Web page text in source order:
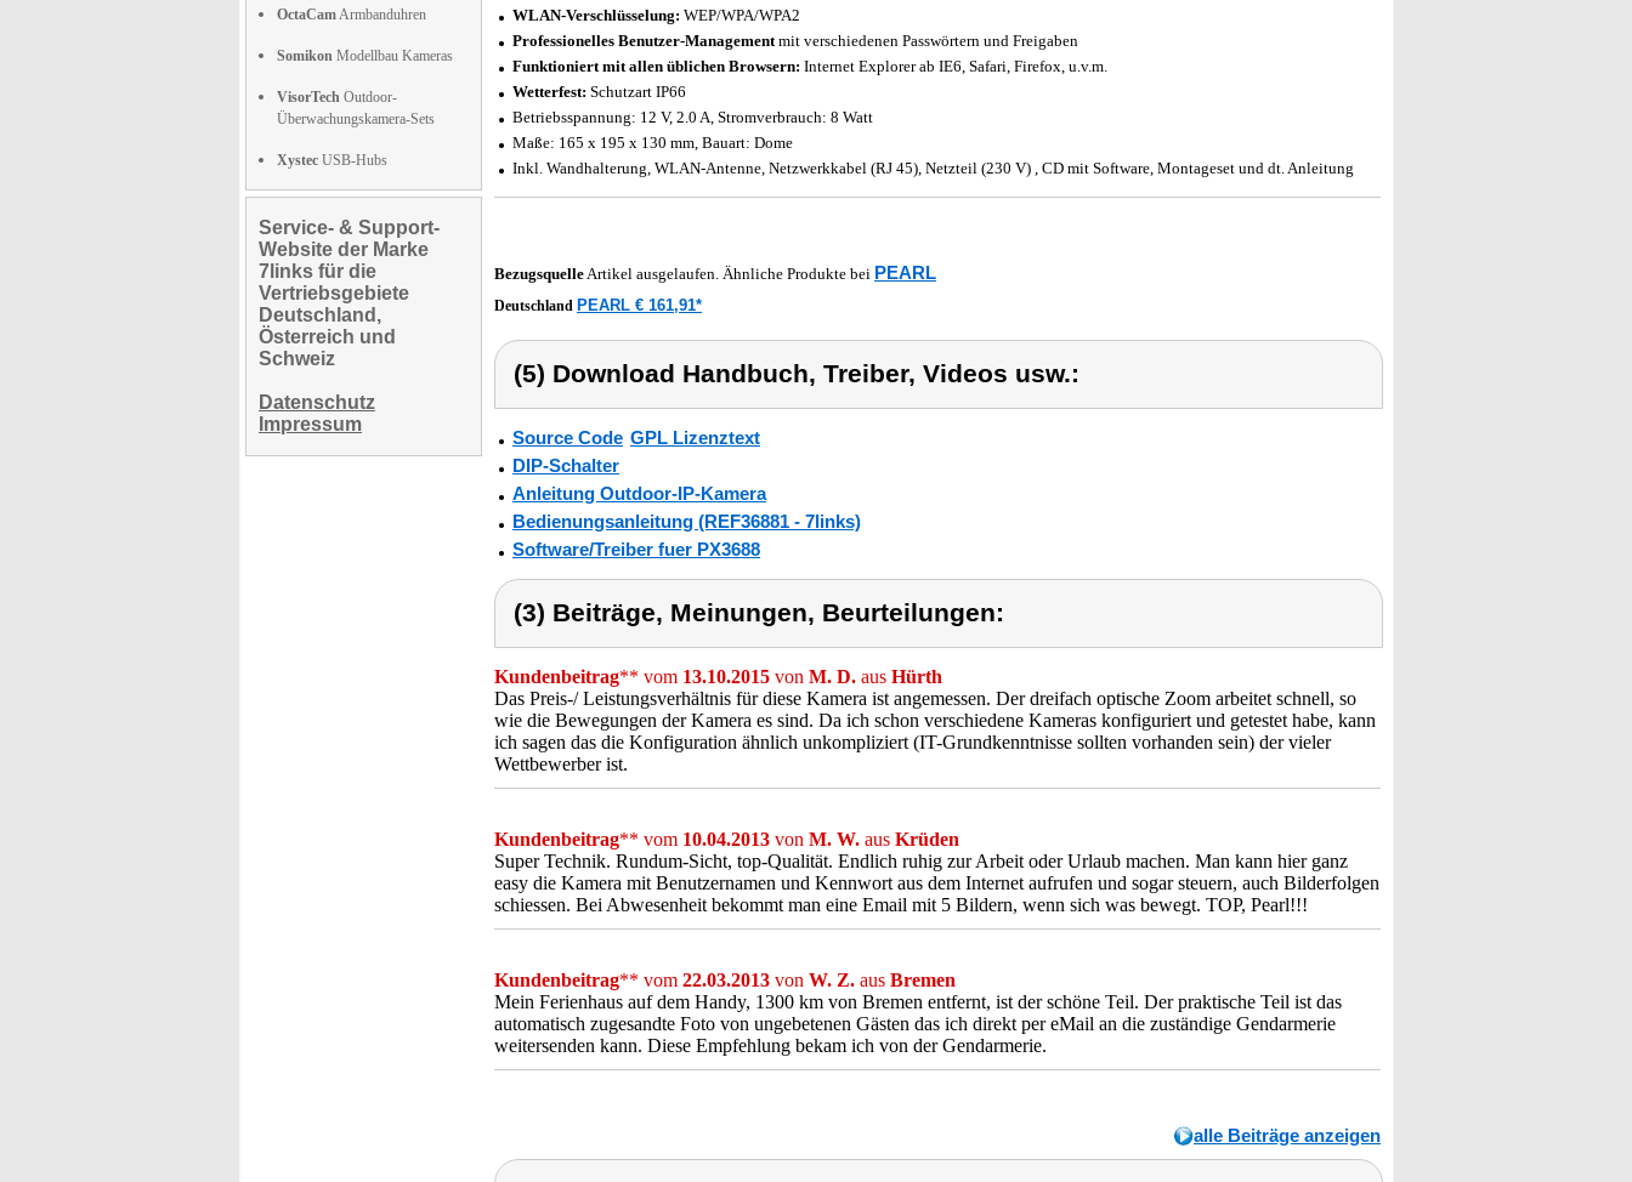
OctaCamArmbanduhren
Somikon Modellbau Kameras
VisorTech Outdoor-
Überwachungskamera-Sets
Xystec USB-Hubs
Service- & Support-
Website der Marke
7links für die
Vertriebsgebiete
Deutschland,
Österreich und
Schweiz
Datenschutz
Impressum
WLAN-Verschlüsselung: WEP/WPA/WPA2
Professionelles Benutzer-Managementmit verschiedenen Passwörtern und Freigaben
Funktioniert mit allen üblichen Browsern: Internet Explorer ab IE6, Safari, Firefox, u.v.m.
Wetterfest: Schutzart IP66
Betriebsspannung: 12 V, 2.0 A, Stromverbrauch: 8 Watt
Maße: 165 x 195 x 130 mm, Bauart: Dome
Inkl. Wandhalterung, WLAN-Antenne, Netzwerkkabel (RJ 45), Netzteil (230 V) , CD mit Software, Montageset und dt. Anleitung
BezugsquelleArtikel ausgelaufen. Ähnliche Produkte bei PEARL
Deutschland PEARL € 161,91*
(5) Download Handbuch, Treiber, Videos usw.:
Source Code GPL Lizenztext
DIP-Schalter
Anleitung Outdoor-IP-Kamera
Bedienungsanleitung (REF36881 - 7links)
Software/Treiber fuer PX3688
(3) Beiträge, Meinungen, Beurteilungen:
Kundenbeitrag** vom 13.10.2015 von M. D. aus Hürth
Das Preis-/ Leistungsverhältnis für diese Kamera ist angemessen. Der dreifach optische Zoom arbeitet schnell, so
wie die Bewegungen der Kamera es sind. Da ich schon verschiedene Kameras konfiguriert und getestet habe, kann
ich sagen das die Konfiguration ähnlich unkompliziert (IT-Grundkenntnisse sollten vorhanden sein) der vieler
Wettbewerber ist.
Kundenbeitrag** vom 10.04.2013 von M. W. aus Krüden
Super Technik. Rundum-Sicht, top-Qualität. Endlich ruhig zur Arbeit oder Urlaub machen. Man kann hier ganz
easy die Kamera mit Benutzernamen und Kennwort aus dem Internet aufrufen und sogar steuern, auch Bilderfolgen
schiessen. Bei Abwesenheit bekommt man eine Email mit 5 Bildern, wenn sich was bewegt. TOP, Pearl!!!
Kundenbeitrag** vom 22.03.2013 von W. Z. aus Bremen
Mein Ferienhaus auf dem Handy, 1300 km von Bremen entfernt, ist der schöne Teil. Der praktische Teil ist das
automatisch zugesandte Foto von ungebetenen Gästen das ich direkt per eMail an die zuständige Gendarmerie
weitersenden kann. Diese Empfehlung bekam ich von der Gendarmerie.
alle Beiträge anzeigen